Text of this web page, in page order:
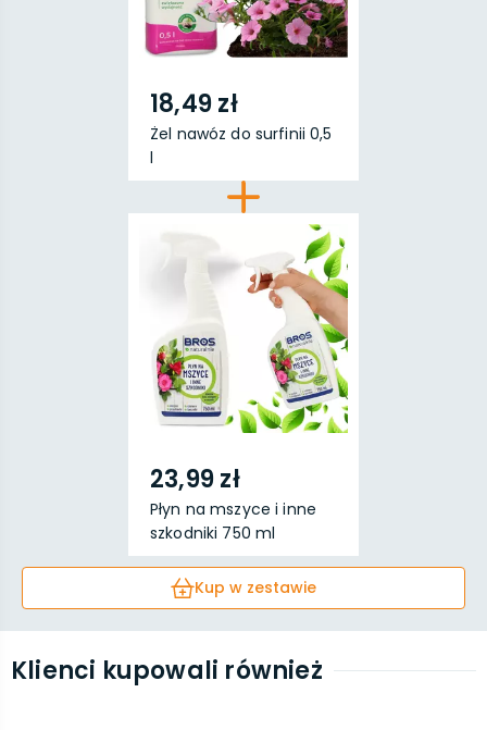
18,49 zł
Żel nawóz do surfinii 0,5
l
23,99 zł
Płyn na mszyce i inne
szkodniki 750 ml
Kup w zestawie
Klienci kupowali również